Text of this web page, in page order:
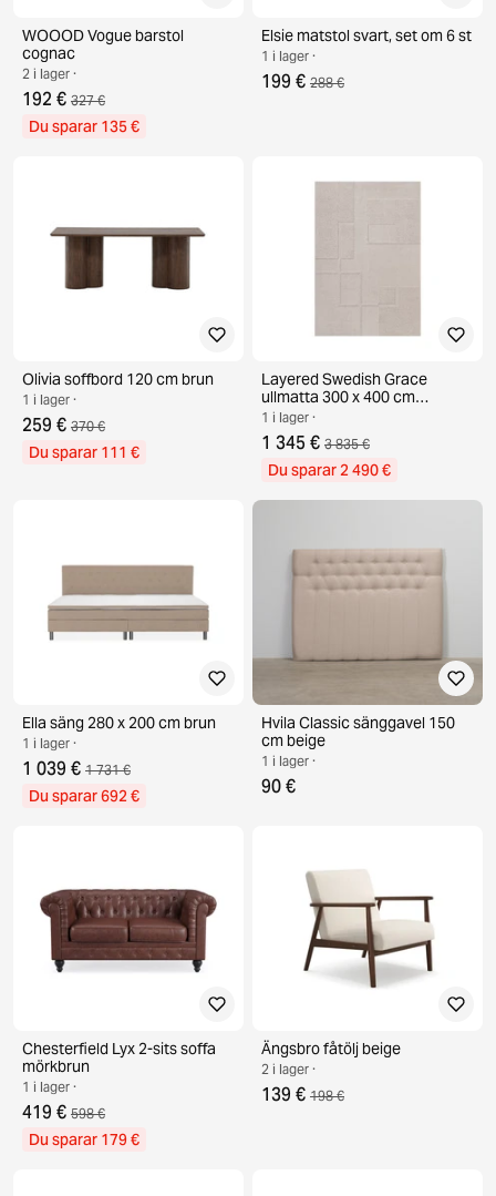
WOOOD Vogue barstol
cognac
2 i lager ·
192 € 327 €
Du sparar 135 €
Elsie matstol svart, set om 6 st
1 i lager ·
199 € 288 €
Olivia soffbord 120 cm brun
1 i lager ·
259 € 370 €
Du sparar 111 €
Layered Swedish Grace
ullmatta 300 x 400 cm
Oatmeal
1 i lager ·
1 345 € 3 835 €
Du sparar 2 490 €
Ella säng 280 x 200 cm brun
1 i lager ·
1 039 € 1 731 €
Du sparar 692 €
Hvila Classic sänggavel 150
cm beige
1 i lager ·
90 €
Chesterfield Lyx 2-sits soffa
mörkbrun
1 i lager ·
419 € 598 €
Du sparar 179 €
Ängsbro fåtölj beige
2 i lager ·
139 € 198 €